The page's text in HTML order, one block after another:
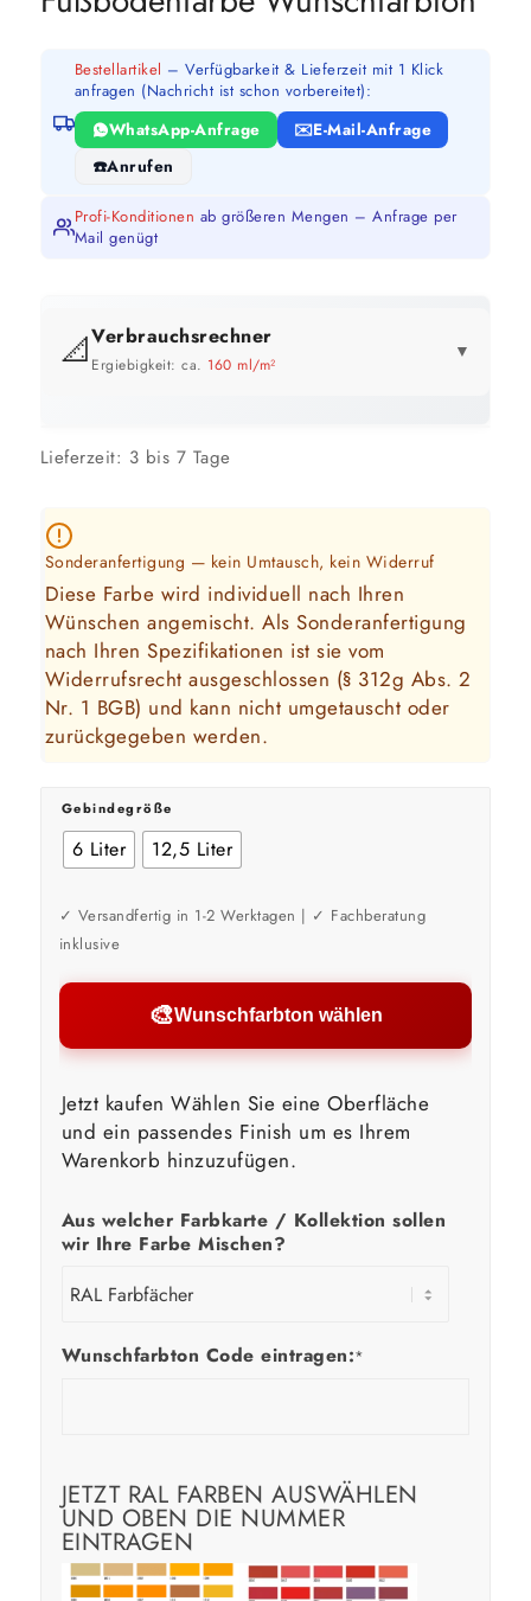
Bestellartikel – Verfügbarkeit & Lieferzeit mit 1 Klick
anfragen (Nachricht ist schon vorbereitet):
WhatsApp-Anfrage
E-Mail-Anfrage
Anrufen
Profi-Konditionen ab größeren Mengen – Anfrage per
Mail genügt
📐Verbrauchsrechner
Ergiebigkeit: ca. 160 ml/m²
▼
bis ca.
2 Anstriche
bis ca.19 m²
2 Anstriche
📏 Ihre Fläche
2 Anstriche empfohlen
Weiß / hell
Werte sind Richtwerte und können je nach Untergrund und Werkzeug
Je größer das Gebinde, desto günstiger.
6 Liter 240,29€ 40,05€ Basis
12,5
Liter
413,33€ 33,07€ −17%
Lieferzeit: 3 bis 7 Tage
Sonderanfertigung — kein Umtausch, kein Widerruf
Diese Farbe wird individuell nach Ihren
Wünschen angemischt. Als Sonderanfertigung
nach Ihren Spezifikationen ist sie vom
Widerrufsrecht ausgeschlossen (§ 312g Abs. 2
Nr. 1 BGB) und kann nicht umgetauscht oder
zurückgegeben werden.
Gebindegröße
6 Liter 12,5 Liter
✓ Versandfertig in 1-2 Werktagen | ✓ Fachberatung
inklusive
🎨Wunschfarbton wählen
Jetzt kaufen Wählen Sie eine Oberfläche
und ein passendes Finish um es Ihrem
Warenkorb hinzuzufügen.
Aus welcher Farbkarte / Kollektion sollen
wir Ihre Farbe Mischen?
Wunschfarbton Code eintragen:*
JETZT RAL FARBEN AUSWÄHLEN
UND OBEN DIE NUMMER
EINTRAGEN